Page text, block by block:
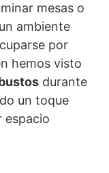
mesas o
ambiente
por
hemos visto
durante
un toque
espacio